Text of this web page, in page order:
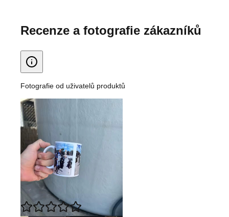
Recenze a fotografie zákazníků
Fotografie od uživatelů produktů